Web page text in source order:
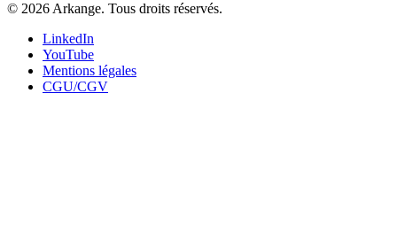
© 2026 Arkange. Tous droits réservés.
LinkedIn
YouTube
Mentions légales
CGU/CGV